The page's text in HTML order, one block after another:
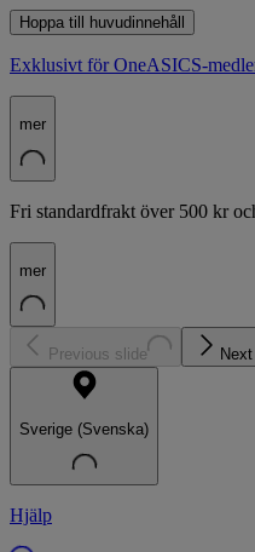
Hoppa till huvudinnehåll
Exklusivt för OneASICS-
mer
Fri standardfrakt över 500 kr
mer
Previous slide
Sverige (Svenska)
Hjälp